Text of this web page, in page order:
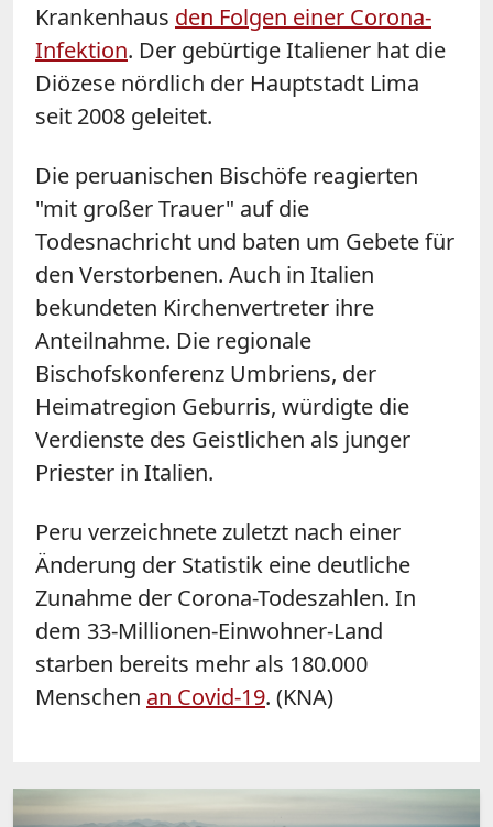
Krankenhaus den Folgen einer Corona-
Infektion. Der gebürtige Italiener hat die
Diözese nördlich der Hauptstadt Lima
seit 2008 geleitet.
Die peruanischen Bischöfe reagierten
"mit großer Trauer" auf die
Todesnachricht und baten um Gebete für
den Verstorbenen. Auch in Italien
bekundeten Kirchenvertreter ihre
Anteilnahme. Die regionale
Bischofskonferenz Umbriens, der
Heimatregion Geburris, würdigte die
Verdienste des Geistlichen als junger
Priester in Italien.
Peru verzeichnete zuletzt nach einer
Änderung der Statistik eine deutliche
Zunahme der Corona-Todeszahlen. In
dem 33-Millionen-Einwohner-Land
starben bereits mehr als 180.000
Menschen an Covid-19. (KNA)